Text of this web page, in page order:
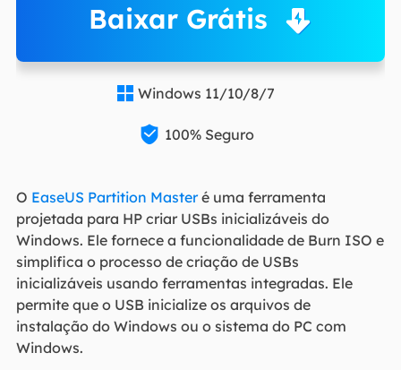
Baixar Grátis
 Windows 11/10/8/7
 100% Seguro
O EaseUS Partition Masteré uma ferramenta
projetada para HP criar USBs inicializáveis do
Windows. Ele fornece a funcionalidade de Burn ISO e
simplifica o processo de criação de USBs
inicializáveis usando ferramentas integradas. Ele
permite que o USB inicialize os arquivos de
instalação do Windows ou o sistema do PC com
Windows.